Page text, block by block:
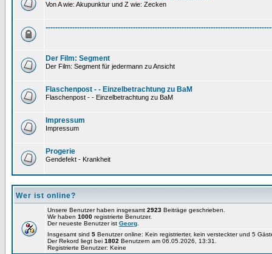
Von A wie: Akupunktur und Z wie: Zecken
Der Film: Segment
Der Film: Segment für jedermann zu Ansicht
Flaschenpost - - Einzelbetrachtung zu BaM
Flaschenpost - - Einzelbetrachtung zu BaM
Impressum
Impressum
Progerie
Gendefekt - Krankheit
Wer ist online?
Unsere Benutzer haben insgesamt 2923 Beiträge geschrieben.
Wir haben 1000 registrierte Benutzer.
Der neueste Benutzer ist Georg
Insgesamt sind 5 Benutzer online: Kein registrierter, kein versteckter und 5
Der Rekord liegt bei 1802 Benutzern am 06.05.2026, 13:31.
Registrierte Benutzer: Keine